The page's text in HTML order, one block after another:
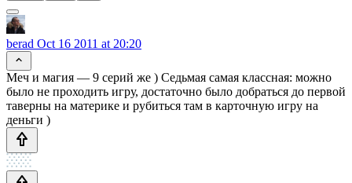
berad Oct 16 2011 at 20:20
Меч и магия — 9 серий же ) Седьмая самая классная: можно
было не проходить игру, достаточно было добраться до первой
таверны на материке и рубиться там в карточную игру на
деньги )